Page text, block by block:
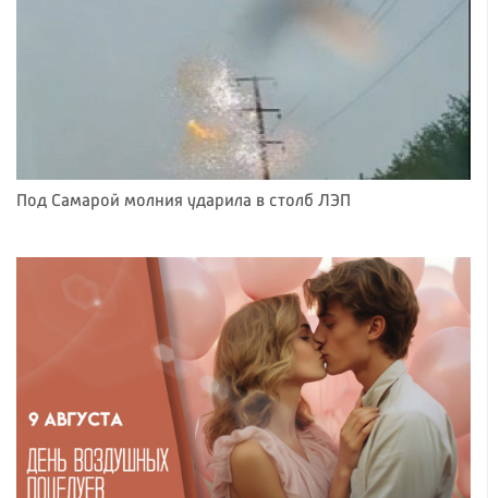
Под Самарой молния ударила в столб ЛЭП